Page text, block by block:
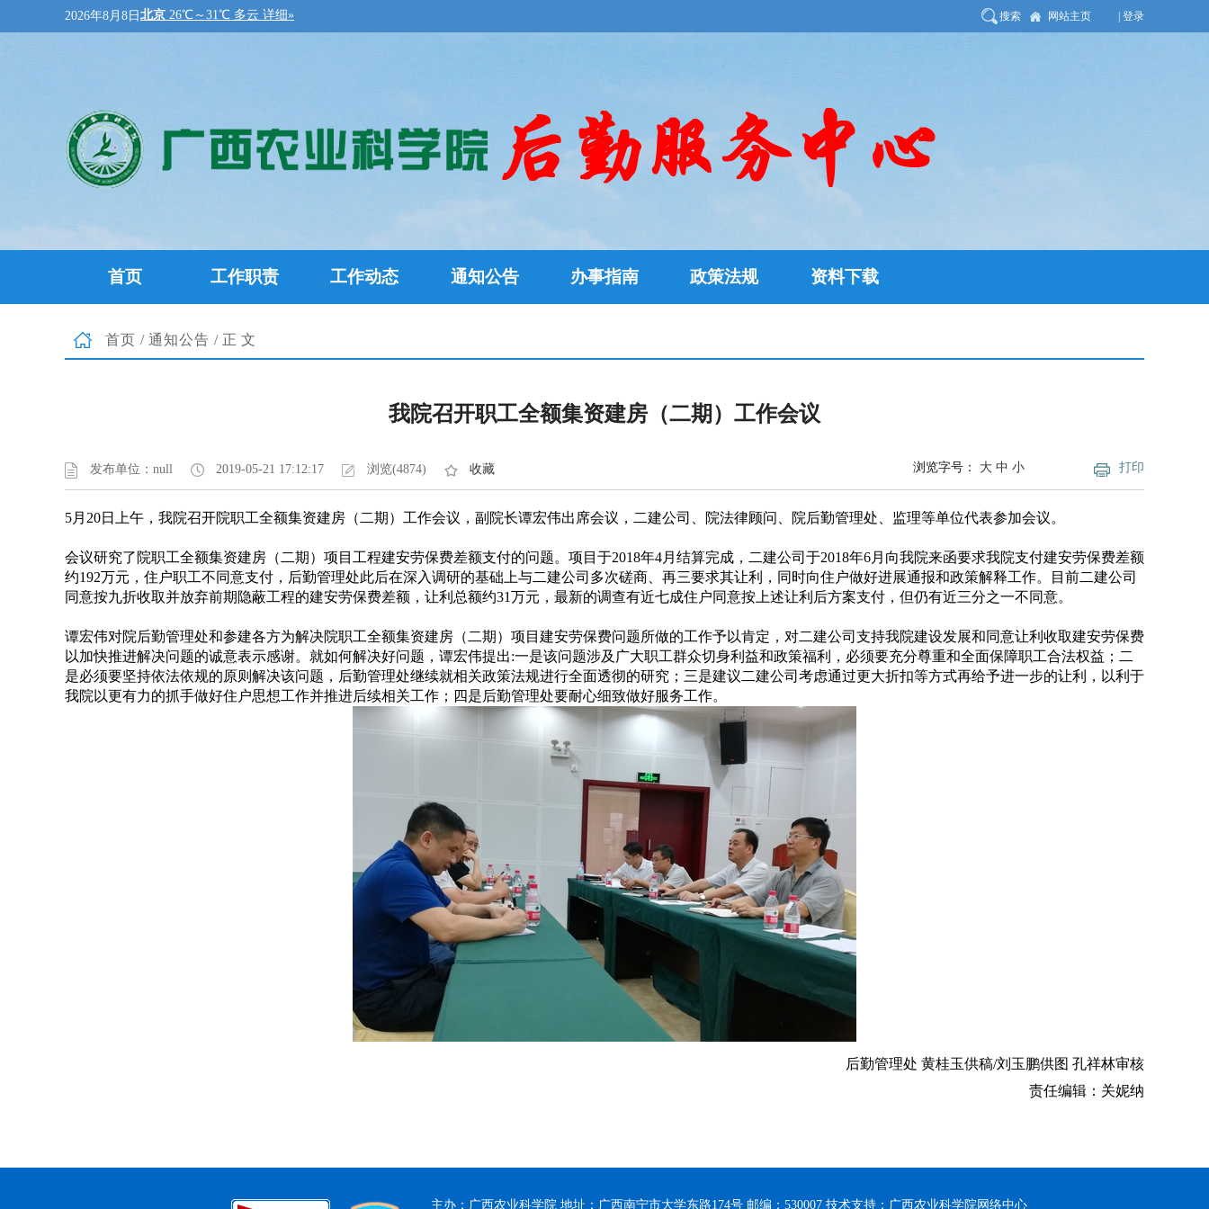
2026年8月8日 搜索 网站主页 | 登录
首页 工作职责 工作动态 通知公告 办事指南 政策法规 资料下载
首页 / 通知公告 /正文
我院召开职工全额集资建房（二期）工作会议
发布单位：null 2019-05-21 17:12:17 浏览(4874) 收藏 打印
浏览字号： 大 中 小
5月20日上午，我院召开院职工全额集资建房（二期）工作会议，副院长谭宏伟出席会议，二建公司、院法律顾问、院后勤管理处、监理等单位代表参加会议。
会议研究了院职工全额集资建房（二期）项目工程建安劳保费差额支付的问题。项目于2018年4月结算完成，二建公司于2018年6月向我院来函要求我院支付建安劳保费差额
约192万元，住户职工不同意支付，后勤管理处此后在深入调研的基础上与二建公司多次磋商、再三要求其让利，同时向住户做好进展通报和政策解释工作。目前二建公司
同意按九折收取并放弃前期隐蔽工程的建安劳保费差额，让利总额约31万元，最新的调查有近七成住户同意按上述让利后方案支付，但仍有近三分之一不同意。
谭宏伟对院后勤管理处和参建各方为解决院职工全额集资建房（二期）项目建安劳保费问题所做的工作予以肯定，对二建公司支持我院建设发展和同意让利收取建安劳保费
以加快推进解决问题的诚意表示感谢。就如何解决好问题，谭宏伟提出:一是该问题涉及广大职工群众切身利益和政策福利，必须要充分尊重和全面保障职工合法权益；二
是必须要坚持依法依规的原则解决该问题，后勤管理处继续就相关政策法规进行全面透彻的研究；三是建议二建公司考虑通过更大折扣等方式再给予进一步的让利，以利于
我院以更有力的抓手做好住户思想工作并推进后续相关工作；四是后勤管理处要耐心细致做好服务工作。
后勤管理处 黄桂玉供稿/刘玉鹏供图 孔祥林审核
责任编辑：关妮纳
主办：广西农业科学院 地址：广西南宁市大学东路174号 邮编：530007 技术支持：广西农业科学院网络中心